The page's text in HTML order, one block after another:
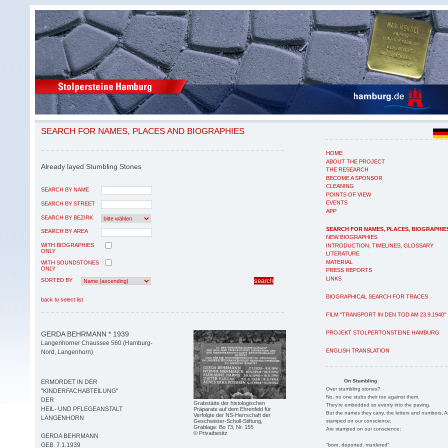
HOME
ABOUT THE PROJECT
THE RESEARCH
BECOME A SPONSOR
CLEANING
POINTS OF VIEW
EVENTS
APP
SEARCH FOR NAMES, PLACES,
NEW BIOGRAPHIES
INTRODUCTION, TIMELINES, GLOSSARY
LITERATURE
MATERIAL
PRESS REPORTS
LINKS
BIOGRAPHICAL SEARCH FOR TRACES
FILM "TRANSPORT IN DEN TOD AM 23.9.1940"
PROJEKT STOLPERTONSTEINE HAMBURG
ENGLISH TRANSLATION
On Stumbling
Over stumbling stones?
No, no one stubs their toe against them.
They're embedded so evenly into the paving.
But the names they carry, the letters and numbers,
stamped on our conscience;
Are stamped on our conscience;
"born, deported, murdered"
SEARCH FOR NAMES, PLACES AND BIOGRAPHIES
Already layed Stumbling Stones
SEARCH BY NAME
SEARCH BY STREET
SEARCH BY BEZIRK
SEARCH BY AREA
WITH BIOGRAPHIES
ONLY
WITH SOUNDSTONES
ONLY
SORTED BY
back to select list
Grabstätte der histologischen
Präparate auf dem Ehrenfeld für
Verfolgte der NS-Herrschaft der
Geschwister-Scholl-Stiftung,
Grablage: Bo 73, Nr. 155
© Privatbesitz
GERDA BEHRMANN * 1939
Langenhorner Chaussee 560 (Hamburg-
Nord, Langenhorn)
ERMORDET IN DER
"KINDERFACHABTEILUNG"
DER
HEIL- UND PFLEGEANSTALT
LANGENHORN
GERDA BEHRMANN
GEB. 7.1.1939